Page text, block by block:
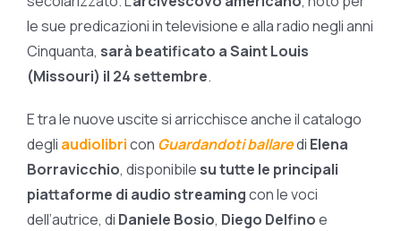
le sue predicazioni in televisione e alla radio negli anni
Cinquanta, sarà beatificato a Saint Louis
(Missouri) il 24 settembre.
E tra le nuove uscite si arricchisce anche il catalogo
degli audiolibricon Guardandoti ballaredi Elena
Borravicchio, disponibile su tutte le principali
piattaforme di audio streamingcon le voci
dell’autrice, di Daniele Bosio, Diego Delfinoe